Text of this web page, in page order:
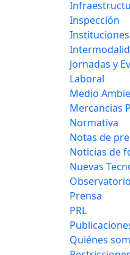
Inspección
Instituciones
Jornadas y
Laboral
Medio
Mercancias
Normativa
Notas de
Noticias de
Nuevas
Prensa
PRL
Quiénes